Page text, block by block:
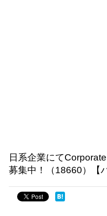
日系企業にて
募集中！（18660）【